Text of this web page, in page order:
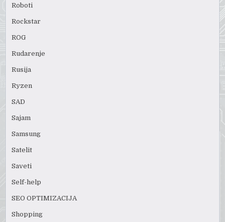
Roboti
Rockstar
ROG
Rudarenje
Rusija
Ryzen
SAD
Sajam
Samsung
Satelit
Saveti
Self-help
SEO OPTIMIZACIJA
Shopping